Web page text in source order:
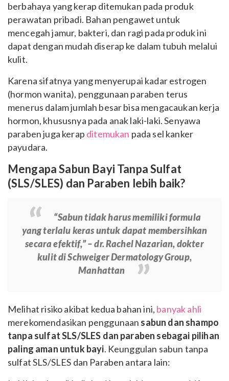
berbahaya yang kerap ditemukan pada produk
perawatan pribadi. Bahan pengawet untuk
mencegah jamur, bakteri, dan ragi pada produk ini
dapat dengan mudah diserap ke dalam tubuh melalui
kulit.
Karena sifatnya yang menyerupai kadar estrogen
(hormon wanita), penggunaan paraben terus
menerus dalam jumlah besar bisa mengacaukan kerja
hormon, khususnya pada anak laki-laki. Senyawa
paraben juga kerap ditemukan pada sel kanker
payudara.
Mengapa Sabun Bayi Tanpa Sulfat
(SLS/SLES) dan Paraben lebih baik?
“Sabun tidak harus memiliki formula
yang terlalu keras untuk dapat membersihkan
secara efektif,” – dr. Rachel Nazarian, dokter
kulit di Schweiger Dermatology Group,
Manhattan
Melihat risiko akibat kedua bahan ini, banyak ahli
merekomendasikan penggunaan sabun dan shampo
tanpa sulfat SLS/SLES dan paraben sebagai pilihan
paling aman untuk bayi. Keunggulan sabun tanpa
sulfat SLS/SLES dan Paraben antara lain: